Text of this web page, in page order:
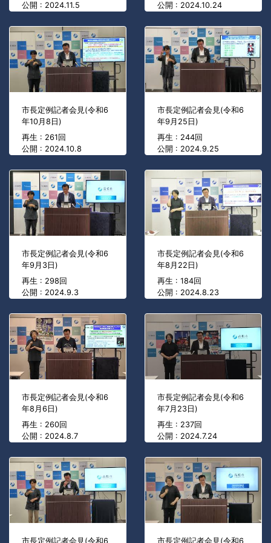
公開 : 2024.11.5
公開 : 2024.10.24
市長定例記者会見(令和6
年10月8日)
再生 : 261回
公開 : 2024.10.8
市長定例記者会見(令和6
年9月25日)
再生 : 244回
公開 : 2024.9.25
市長定例記者会見(令和6
年9月3日)
再生 : 298回
公開 : 2024.9.3
市長定例記者会見(令和6
年8月22日)
再生 : 184回
公開 : 2024.8.23
市長定例記者会見(令和6
年8月6日)
再生 : 260回
公開 : 2024.8.7
市長定例記者会見(令和6
年7月23日)
再生 : 237回
公開 : 2024.7.24
市長定例記者会見(令和6 市長定例記者会見(令和6